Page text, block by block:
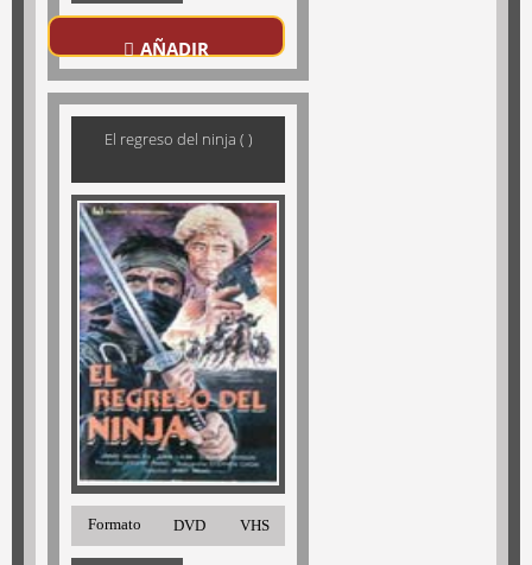
AÑADIR
El regreso del ninja ( )
Formato DVD VHS